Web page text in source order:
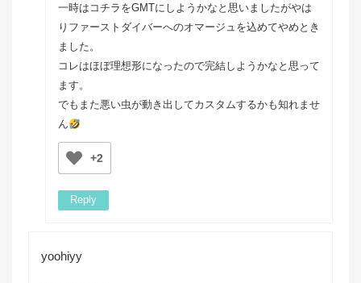
一時はコチラをGMTにしようかなと思いましたがやは
りファーストダイバーへのオマージュを込めてやめとき
ました。
コレはほぼ理想形になったので完結しようかなと思って
ます。
でもまた悪い虫が動き出してカスタムするかも知れませ
ん
+2
Reply
yoohiyy